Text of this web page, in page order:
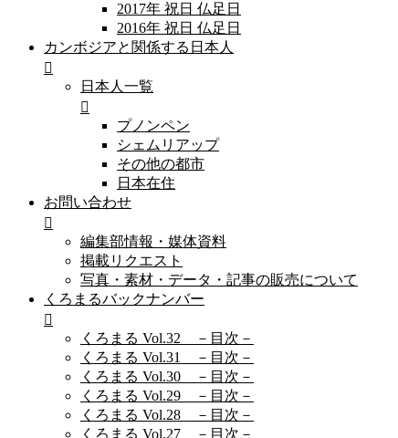
2017年 祝日 仏足日
2016年 祝日 仏足日
カンボジアと関係する日本人
日本人一覧
プノンペン
シェムリアップ
その他の都市
日本在住
お問い合わせ
編集部情報・媒体資料
掲載リクエスト
写真・素材・データ・記事の販売について
くろまるバックナンバー
くろまる Vol.32 －目次－
くろまる Vol.31 －目次－
くろまる Vol.30 －目次－
くろまる Vol.29 －目次－
くろまる Vol.28 －目次－
くろまる Vol.27 －目次－